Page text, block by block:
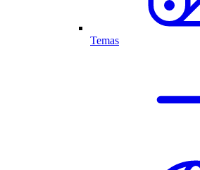
Temas